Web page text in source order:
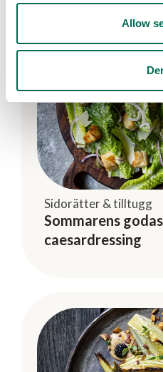
Allow
Sidorätter & tilltugg
Sommarens
caesardressing